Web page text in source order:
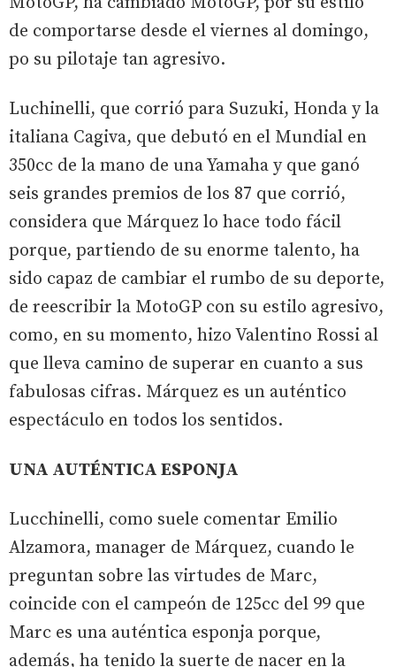
de comportarse desde el viernes al domingo,
po su pilotaje tan agresivo.
Luchinelli, que corrió para Suzuki, Honda y la
italiana Cagiva, que debutó en el Mundial en
350cc de la mano de una Yamaha y que ganó
seis grandes premios de los 87 que corrió,
considera que Márquez lo hace todo fácil
porque, partiendo de su enorme talento, ha
sido capaz de cambiar el rumbo de su deporte,
de reescribir la MotoGP con su estilo agresivo,
como, en su momento, hizo Valentino Rossi al
que lleva camino de superar en cuanto a sus
fabulosas cifras. Márquez es un auténtico
espectáculo en todos los sentidos.
UNA AUTÉNTICA ESPONJA
Lucchinelli, como suele comentar Emilio
Alzamora, manager de Márquez, cuando le
preguntan sobre las virtudes de Marc,
coincide con el campeón de 125cc del 99 que
Marc es una auténtica esponja porque,
además, ha tenido la suerte de nacer en la